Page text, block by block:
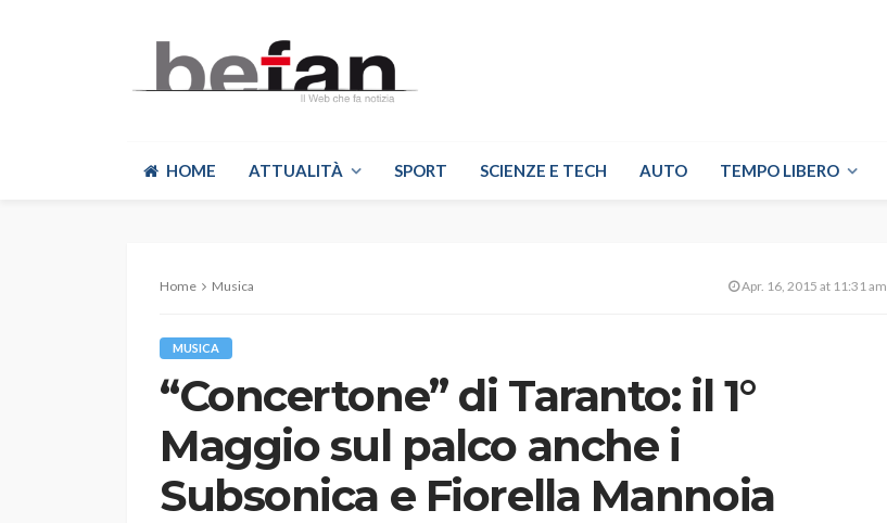
HOME ATTUALITÀ SPORT SCIENZE E TECH AUTO TEMPO LIBERO
Home Musica Apr. 16, 2015 at 11:31 am
MUSICA
“Concertone” di Taranto: il 1°
Maggio sul palco anche i
Subsonica e Fiorella Mannoia